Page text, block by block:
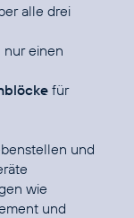
alle drei
einen
für
und
wie
und